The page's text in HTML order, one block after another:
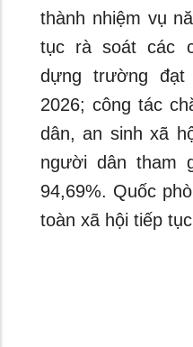
thành nhiệm vụ
tục rà soát các
dựng trường đạt
2026; công tác
dân, an sinh xã
người dân tham
94,69%. Quốc
toàn xã hội tiếp